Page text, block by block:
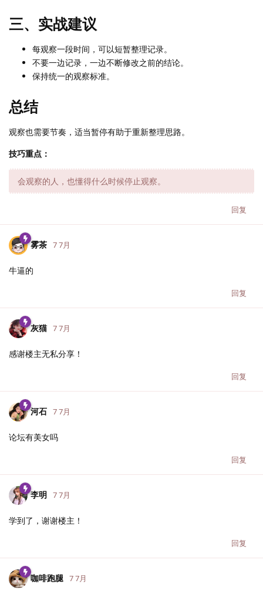
三、实战建议
每观察一段时间，可以短暂整理记录。
不要一边记录，一边不断修改之前的结论。
保持统一的观察标准。
总结
观察也需要节奏，适当暂停有助于重新整理思路。
技巧重点：
会观察的人，也懂得什么时候停止观察。
回复
雾茶 7 7月
牛逼的
回复
灰猫 7 7月
感谢楼主无私分享！
回复
河石 7 7月
论坛有美女吗
回复
李明 7 7月
学到了，谢谢楼主！
回复
咖啡跑腿 7 7月